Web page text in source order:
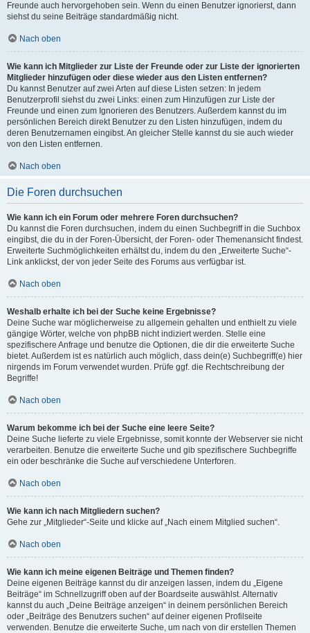
Freunde auch hervorgehoben sein. Wenn du einen Benutzer ignorierst, dann
siehst du seine Beiträge standardmäßig nicht.
Nach oben
Wie kann ich Mitglieder zur Liste der Freunde oder zur Liste der ignorierten
Mitglieder hinzufügen oder diese wieder aus den Listen entfernen?
Du kannst Benutzer auf zwei Arten auf diese Listen setzen: In jedem
Benutzerprofil siehst du zwei Links: einen zum Hinzufügen zur Liste der
Freunde und einen zum Ignorieren des Benutzers. Außerdem kannst du im
persönlichen Bereich direkt Benutzer zu den Listen hinzufügen, indem du
deren Benutzernamen eingibst. An gleicher Stelle kannst du sie auch wieder
von den Listen entfernen.
Nach oben
Die Foren durchsuchen
Wie kann ich ein Forum oder mehrere Foren durchsuchen?
Du kannst die Foren durchsuchen, indem du einen Suchbegriff in die Suchbox
eingibst, die du in der Foren-Übersicht, der Foren- oder Themenansicht findest.
Erweiterte Suchmöglichkeiten erhältst du, indem du den „Erweiterte Suche“-
Link anklickst, der von jeder Seite des Forums aus verfügbar ist.
Nach oben
Weshalb erhalte ich bei der Suche keine Ergebnisse?
Deine Suche war möglicherweise zu allgemein gehalten und enthielt zu viele
gängige Wörter, welche von phpBB nicht indiziert werden. Stelle eine
spezifischere Anfrage und benutze die Optionen, die dir die erweiterte Suche
bietet. Außerdem ist es natürlich auch möglich, dass dein(e) Suchbegriff(e) hier
nirgends im Forum verwendet wurden. Prüfe ggf. die Rechtschreibung der
Begriffe!
Nach oben
Warum bekomme ich bei der Suche eine leere Seite?
Deine Suche lieferte zu viele Ergebnisse, somit konnte der Webserver sie nicht
verarbeiten. Benutze die erweiterte Suche und gib spezifischere Suchbegriffe
ein oder beschränke die Suche auf verschiedene Unterforen.
Nach oben
Wie kann ich nach Mitgliedern suchen?
Gehe zur „Mitglieder“-Seite und klicke auf „Nach einem Mitglied suchen“.
Nach oben
Wie kann ich meine eigenen Beiträge und Themen finden?
Deine eigenen Beiträge kannst du dir anzeigen lassen, indem du „Eigene
Beiträge“ im Schnellzugriff oben auf der Boardseite auswählst. Alternativ
kannst du auch „Deine Beiträge anzeigen“ in deinem persönlichen Bereich
oder „Beiträge des Benutzers suchen“ auf deiner eigenen Profilseite
verwenden. Benutze die erweiterte Suche, um nach von dir erstellen Themen